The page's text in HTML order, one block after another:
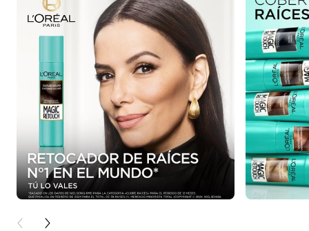
PREVIOUS CARD
NEXT CARD